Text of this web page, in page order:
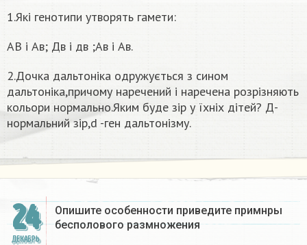
1.Які генотипи утворять гамети:
АВ і Ав; Дв і дв ;Ав і Ав.
2.Дочка дальтоніка одружується з сином
дальтоніка,причому наречений і наречена розрізняють
кольори нормально.Яким буде зір у їхніх дітей? Д-
нормальний зір,d -ген дальтонізму.
24
ДЕКАБРЬ
Опишите особенности приведите примнры
бесполового размножения